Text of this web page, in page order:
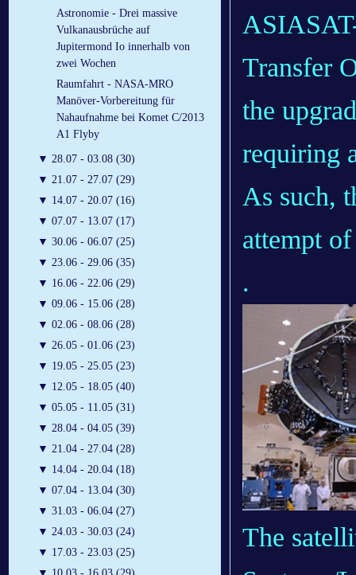
Astronomie - Drei massive
Vulkanausbrüche auf
Jupitermond Io innerhalb von
zwei Wochen
Raumfahrt - NASA-MRO
Manöver-Vorbereitung für
Nahaufnahme bei Komet C/2013
A1 Flyby
▼ 28.07 - 03.08 (30)
▼ 21.07 - 27.07 (29)
▼ 14.07 - 20.07 (16)
▼ 07.07 - 13.07 (17)
▼ 30.06 - 06.07 (25)
▼ 23.06 - 29.06 (35)
▼ 16.06 - 22.06 (29)
▼ 09.06 - 15.06 (28)
▼ 02.06 - 08.06 (28)
▼ 26.05 - 01.06 (23)
▼ 19.05 - 25.05 (23)
▼ 12.05 - 18.05 (40)
▼ 05.05 - 11.05 (31)
▼ 28.04 - 04.05 (39)
▼ 21.04 - 27.04 (28)
▼ 14.04 - 20.04 (18)
▼ 07.04 - 13.04 (30)
▼ 31.03 - 06.04 (27)
▼ 24.03 - 30.03 (24)
▼ 17.03 - 23.03 (25)
Transfer
the
requiring
As such,
attempt
.
The